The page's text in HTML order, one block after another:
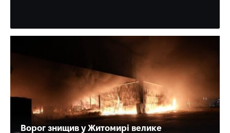
Ворог знищив у Житомирі велике